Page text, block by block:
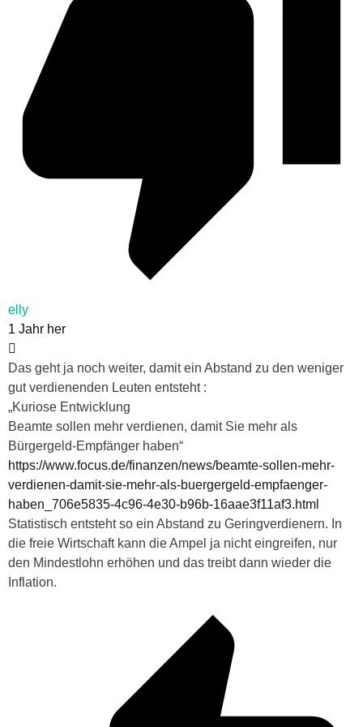
elly
1 Jahr her
Das geht ja noch weiter, damit ein Abstand zu den weniger
gut verdienenden Leuten entsteht :
„Kuriose Entwicklung
Beamte sollen mehr verdienen, damit Sie mehr als
Bürgergeld-Empfänger haben“
https://www.focus.de/finanzen/news/beamte-sollen-mehr-
verdienen-damit-sie-mehr-als-buergergeld-empfaenger-
haben_706e5835-4c96-4e30-b96b-16aae3f11af3.html
Statistisch entsteht so ein Abstand zu Geringverdienern. In
die freie Wirtschaft kann die Ampel ja nicht eingreifen, nur
den Mindestlohn erhöhen und das treibt dann wieder die
Inflation.